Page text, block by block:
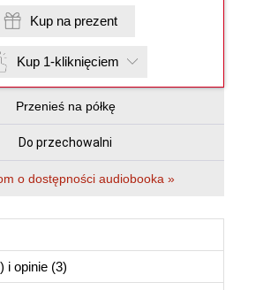
Kup na prezent
Kup 1-kliknięciem
Przenieś na półkę
Do przechowalni
o dostępności audiobooka »
) i opinie (3)